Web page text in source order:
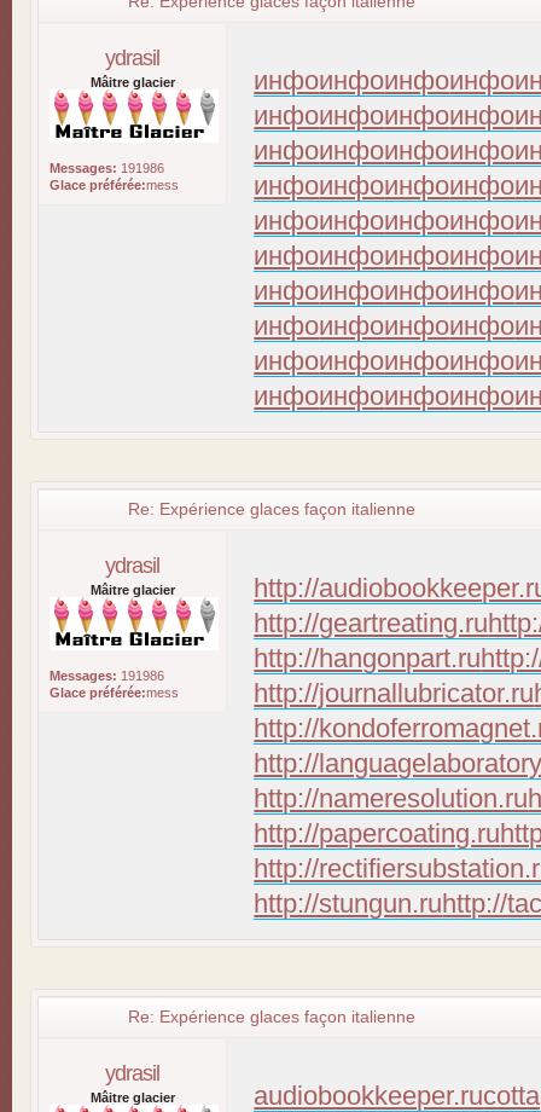
ydrasil
Mâitre glacier
Messages: 191986
Glace préférée:mess
инфоинфоинфоинфо
инфоинфоинфоинфо
инфоинфоинфоинфо
инфоинфоинфоинфо
инфоинфоинфоинфо
инфоинфоинфоинфо
инфоинфоинфоинфо
инфоинфоинфоинфо
инфоинфоинфоинфо
инфоинфоинфоинфо
Re: Expérience glaces façon italienne
ydrasil
Mâitre glacier
Messages: 191986
Glace préférée:mess
http://
http://geartreating.ru
http://hangonpart.ru
http://journallubricator.ru
http://
http://
http://nameresolution.ru
http://papercoating.ru
http://
http://stungun.ruhttp://
Re: Expérience glaces façon italienne
ydrasil
Mâitre glacier audiobookkeeper.ru